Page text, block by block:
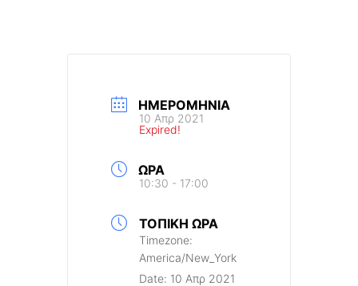
ΗΜΕΡΟΜΗΝΊΑ
10 Απρ 2021
Expired!
ΏΡΑ
10:30 - 17:00
ΤΟΠΙΚΉ ΏΡΑ
Timezone:
America/New_York
Date: 10 Απρ 2021